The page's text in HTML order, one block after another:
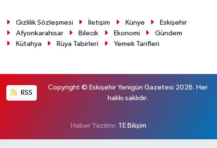
Gizlilik Sözleşmesi İletişim Künye
Eskişehir
Afyonkarahisar
Bilecik Ekonomi
Gündem
Kütahya
Rüya Tabirleri Yemek Tarifleri
RSS
Copyright © Eskişehir Yenigün Gazetesi 2026. Her
hakkı saklıdır.
Haber Yazılımı: TE Bilişim